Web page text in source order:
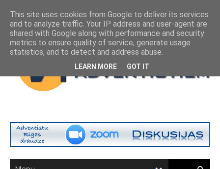
This site uses cookies from Google to deliver its services
and to analyze traffic. Your IP address and user-agent are
shared with Google along with performance and security
metrics to ensure quality of service, generate usage
statistics, and to detect and address abuse.
LEARN MORE GOT IT